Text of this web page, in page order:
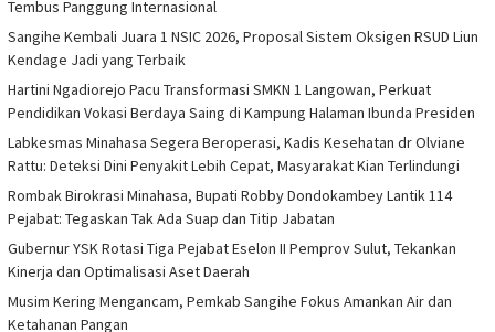
Tembus Panggung Internasional
Sangihe Kembali Juara 1 NSIC 2026, Proposal Sistem Oksigen RSUD Liun
Kendage Jadi yang Terbaik
Hartini Ngadiorejo Pacu Transformasi SMKN 1 Langowan, Perkuat
Pendidikan Vokasi Berdaya Saing di Kampung Halaman Ibunda Presiden
Labkesmas Minahasa Segera Beroperasi, Kadis Kesehatan dr Olviane
Rattu: Deteksi Dini Penyakit Lebih Cepat, Masyarakat Kian Terlindungi
Rombak Birokrasi Minahasa, Bupati Robby Dondokambey Lantik 114
Pejabat: Tegaskan Tak Ada Suap dan Titip Jabatan
Gubernur YSK Rotasi Tiga Pejabat Eselon II Pemprov Sulut, Tekankan
Kinerja dan Optimalisasi Aset Daerah
Musim Kering Mengancam, Pemkab Sangihe Fokus Amankan Air dan
Ketahanan Pangan